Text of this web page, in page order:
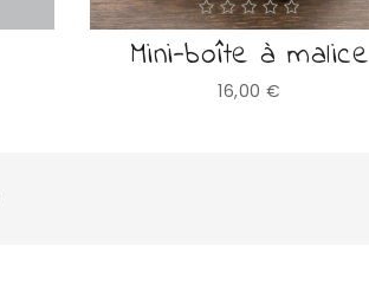
Mini-boîte à malice
Prix
16,00 €